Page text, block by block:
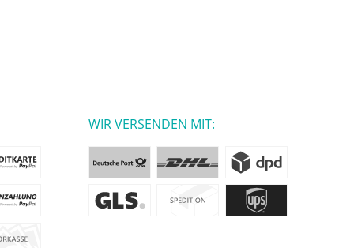
WIR VERSENDEN MIT: